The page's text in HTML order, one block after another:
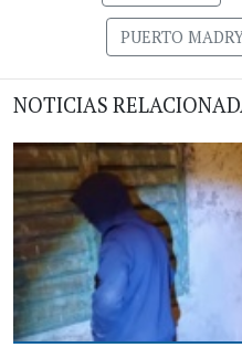
PUERTO
NOTICIAS